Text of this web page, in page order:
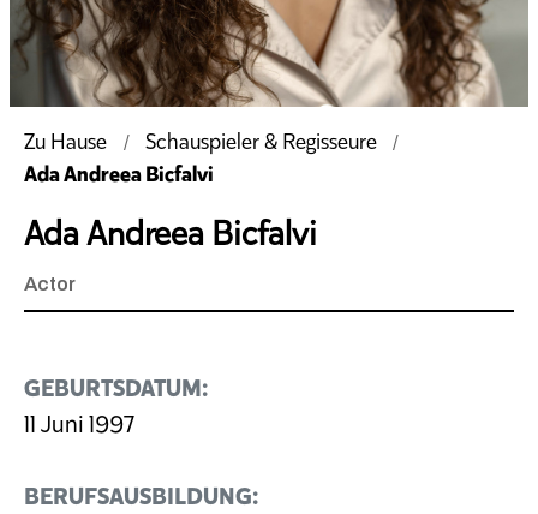
Zu Hause Schauspieler & Regisseure
Ada Andreea Bicfalvi
Ada Andreea Bicfalvi
Actor
GEBURTSDATUM:
11 Juni 1997
BERUFSAUSBILDUNG: